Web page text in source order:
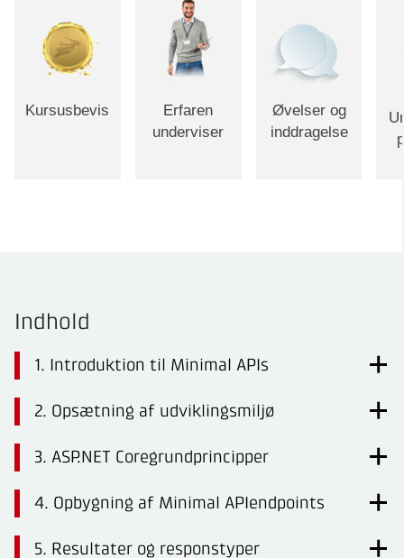
Kursusbevis
Erfaren
underviser
Øvelser og
inddragelse
Indhold
1. Introduktion til Minimal APIs
2. Opsætning af udviklingsmiljø
3. ASP.NET Coregrundprincipper
4. Opbygning af Minimal APIendpoints
5. Resultater og responstyper